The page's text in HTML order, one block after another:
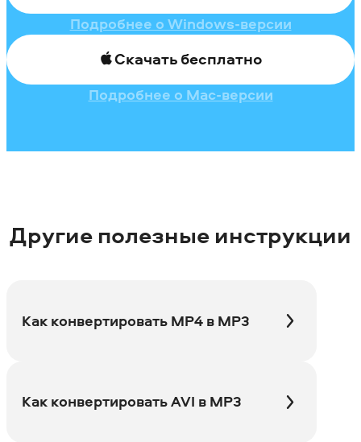
Подробнее о Windows-версии
Скачать бесплатно
Подробнее о Mac-версии
Другие полезные инструкции
Как конвертировать MP4 в MP3
Как конвертировать AVI в MP3